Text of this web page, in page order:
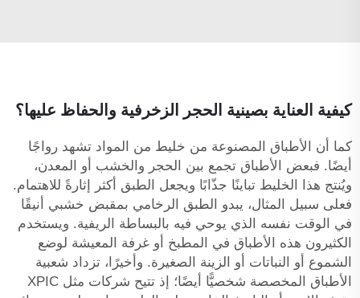
كيفية العناية بصينية الحجر الزخرفية والحفاظ عليها؟
كما أن الأطباق المصنوعة من خليط من المواد تشهد رواجًا
أيضًا. فبعض الأطباق تجمع بين الحجر والخشب أو المعدن،
ويُنتج هذا الخليط تباينًا جذّابًا ويجعل الطبق أكثر إثارةً للاهتمام.
فعلى سبيل المثال، يبدو الطبق الرخامي بمقبض خشبي أنيقًا
في الوقت نفسه الذي يوحي فيه بالبساطة الريفية. ويستخدم
الكثيرون هذه الأطباق في المطبخ أو غرفة المعيشة لوضع
الشموع أو النباتات أو الزينة الصغيرة. وأخيرًا، تزداد شعبية
الأطباق المخصصة شخصيًّا أيضًا؛ إذ تتيح شركات مثل XPIC